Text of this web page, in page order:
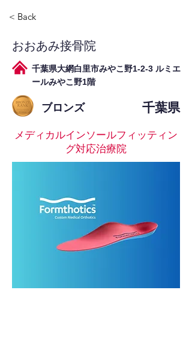
< Back
おおあみ接骨院
千葉県大網白里市みやこ野1-2-3 ルミエ
ールみやこ野1階
ブロンズ 千葉県
メディカルインソールフィッティン
グ対応治療院